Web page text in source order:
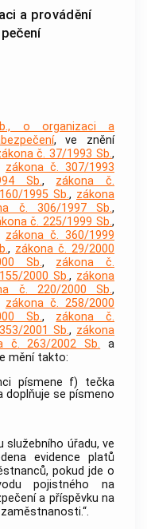
a provádění
o organizaci a
, ve znění
č. 37/1993 Sb.,
zákona č. 307/1993
Sb., zákona č.
1995 Sb., zákona
č. 306/1997 Sb.,
č. 225/1999 Sb.,
zákona č. 360/1999
, zákona č. 29/2000
Sb., zákona č.
2000 Sb., zákona
č. 220/2000 Sb.,
zákona č. 258/2000
Sb., zákona č.
2001 Sb., zákona
č. 263/2002 Sb. a
mění takto:
písmene f) tečka
doplňuje se písmeno
služebního úřadu, ve
evidence platů
pokud jde o
pojistného na
a příspěvku na